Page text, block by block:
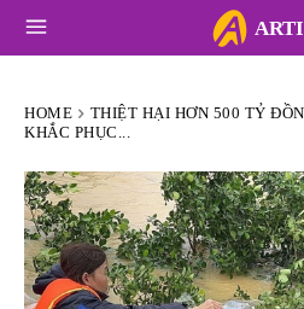
HOME
THIỆT HẠI HƠN 500 TỶ
KHẮC PHỤC...